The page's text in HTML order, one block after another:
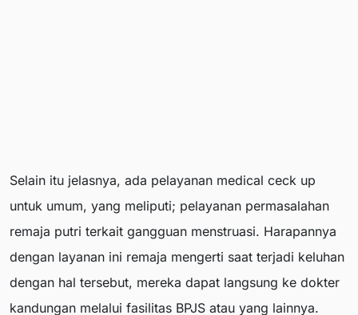
Selain itu jelasnya, ada pelayanan medical ceck up
untuk umum, yang meliputi; pelayanan permasalahan
remaja putri terkait gangguan menstruasi. Harapannya
dengan layanan ini remaja mengerti saat terjadi keluhan
dengan hal tersebut, mereka dapat langsung ke dokter
kandungan melalui fasilitas BPJS atau yang lainnya.